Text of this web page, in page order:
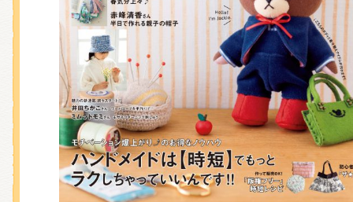
くまのがっこう しょくいんしつ
くまのがっこう 家庭科部